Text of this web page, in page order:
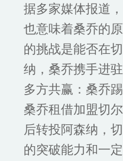
据多家媒体报道
也意味着桑乔的
的挑战是能否在
纳，桑乔携手进
多方共赢：桑乔
桑乔租借加盟切
后转投阿森纳，
的突破能力和一